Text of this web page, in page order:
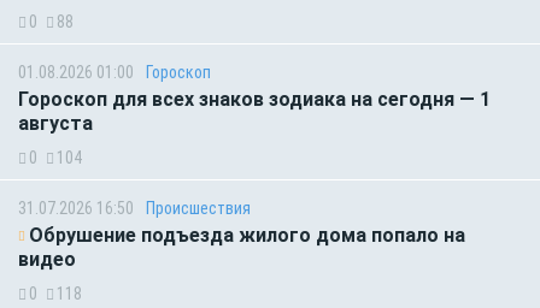
0 88
01.08.2026 01:00 Гороскоп
Гороскоп для всех знаков зодиака на сегодня — 1
августа
0 104
31.07.2026 16:50 Происшествия
Обрушение подъезда жилого дома попало на
видео
0 118